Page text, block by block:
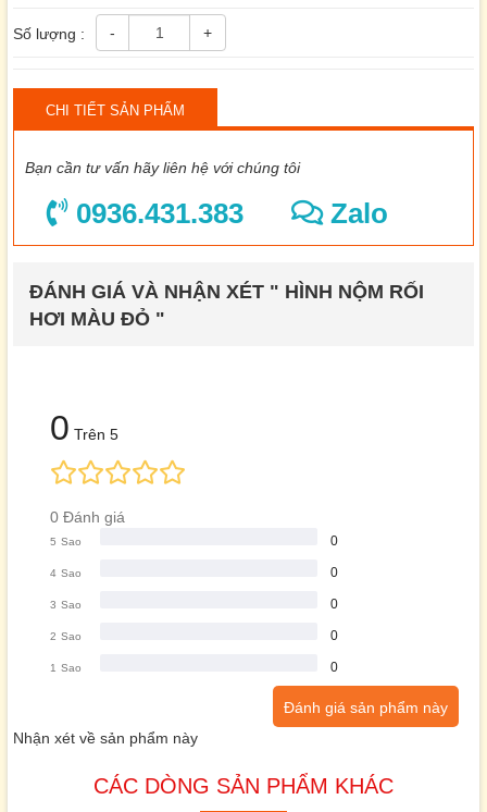
Số lượng : - +
CHI TIẾT SẢN PHẨM
Bạn cần tư vấn hãy liên hệ với chúng tôi
0936.431.383 Zalo
ĐÁNH GIÁ VÀ NHẬN XÉT " HÌNH NỘM RỐI
HƠI MÀU ĐỎ "
0 Trên 5
0 Đánh giá
5 Sao 0
4 Sao 0
3 Sao 0
2 Sao 0
1 Sao 0
Đánh giá sản phẩm này
Nhận xét về sản phẩm này
CÁC DÒNG SẢN PHẨM KHÁC